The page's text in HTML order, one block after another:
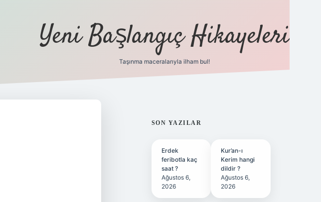
Yeni Başlangıç Hikayeleri
Taşınma maceralarıyla ilham bul!
SIDEBAR
SON YAZILAR
Erdek
feribotla kaç
saat ?
Ağustos 6,
2026
Kur’an-ı
Kerim hangi
dildir ?
Ağustos 6,
2026